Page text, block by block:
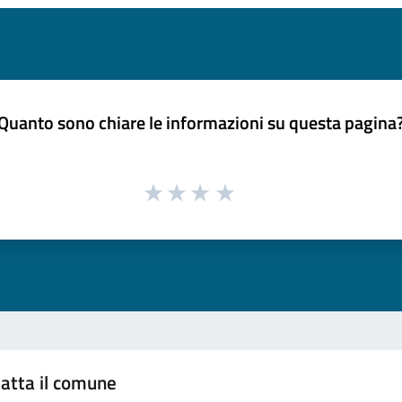
sono chiare le informazioni su questa
il comune